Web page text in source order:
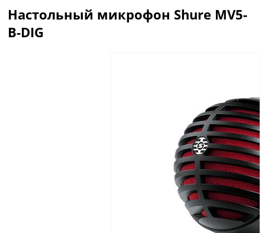
Настольный микрофон Shure MV5-
B-DIG